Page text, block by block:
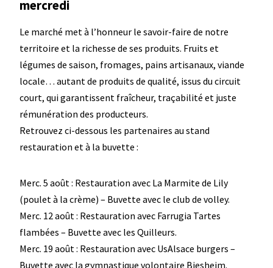
Commerces & services
mercredi
Le marché met à l’honneur le savoir-faire de notre
territoire et la richesse de ses produits. Fruits et
légumes de saison, fromages, pains artisanaux, viande
locale… autant de produits de qualité, issus du circuit
court, qui garantissent fraîcheur, traçabilité et juste
rémunération des producteurs.
Retrouvez ci-dessous les partenaires au stand
restauration et à la buvette :
Merc. 5 août : Restauration avec La Marmite de Lily
(poulet à la crème) – Buvette avec le club de volley.
Merc. 12 août : Restauration avec Farrugia Tartes
flambées – Buvette avec les Quilleurs.
Merc. 19 août : Restauration avec UsAlsace burgers –
Buvette avec la gymnastique volontaire Biesheim.